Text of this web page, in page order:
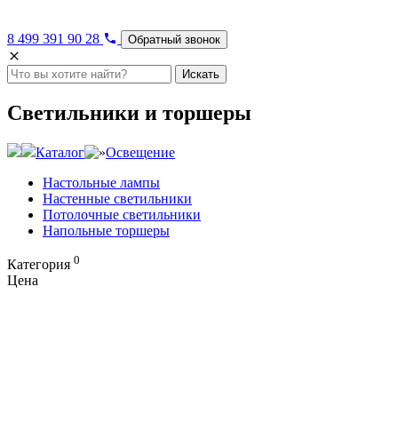
8 499 391 90 28 Обратный звонок
Искать
Светильники и торшеры
Каталог
Освещение
Настольные лампы
Настенные светильники
Потолочные светильники
Напольные торшеры
Категория 0
Цена